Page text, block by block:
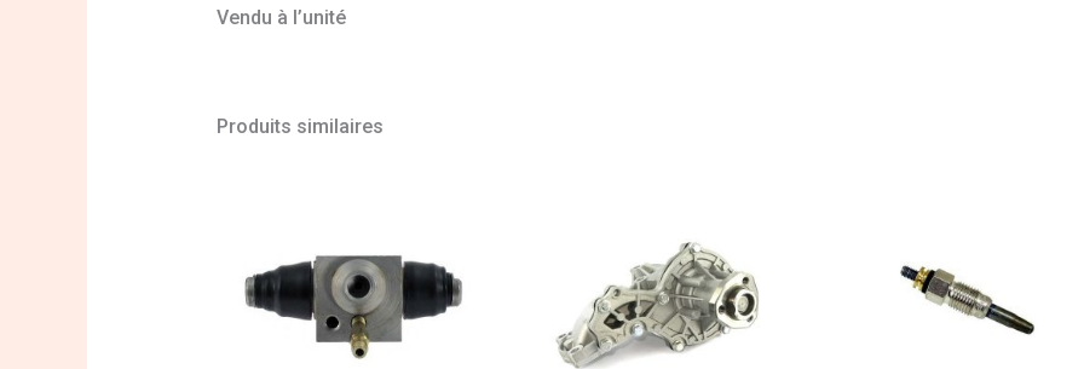
Vendu à l’unité
Produits similaires